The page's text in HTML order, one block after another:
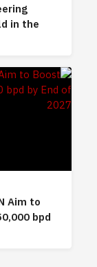
in the
Aim to
bpd